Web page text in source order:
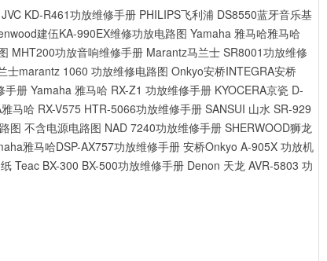
JVC KD-R461功放维修手册 PHILIPS飞利浦 DS8550蓝牙音乐基
建伍KA-990EX维修功放电路图 Yamaha 雅马哈雅马哈
MHT200功放音响维修手册 Marantz马兰士 SR8001功放维修
士marantz 1060 功放维修电路图 Onkyo安桥INTEGRA安桥
手册 Yamaha 雅马哈 RX-Z1 功放维修手册 KYOCERA京瓷 D-
马哈 RX-V575 HTR-5066功放维修手册SANSUI 山水 SR-929
图 不含电源电路图 NAD 7240功放维修手册 SHERWOOD狮龙
雅马哈DSP-AX757功放维修手册 安桥Onkyo A-905X 功放机
Teac BX-300 BX-500功放维修手册 Denon 天龙 AVR-5803 功